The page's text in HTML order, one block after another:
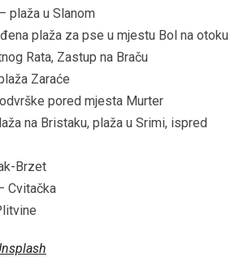
plaža u Slanom
plaža za pse u mjestu Bol na otoku
Rata, Zastup na Braču
Zaraće
pored mjesta Murter
na Bristaku, plaža u Srimi, ispred
Brzet
Cvitačka